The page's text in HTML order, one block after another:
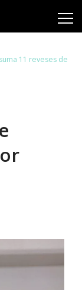
11 reveses de